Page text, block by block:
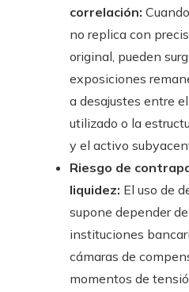
correlación:
no replica con
original, pueden
exposiciones
a desajustes entre
utilizado o la
y el activo
Riesgo de
liquidez: El uso de
supone depender de
instituciones
cámaras de
momentos de